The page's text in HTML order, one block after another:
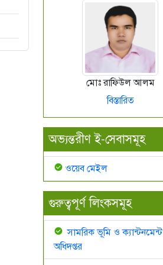
মোঃ রাফিউল আলম
বিস্তারিত
অভ্যন্তরীণ ই-সেবাসমূহ
ওয়েব মেইল
গুরুত্বপূর্ণ লিংকসমূহ
সামরিক ভূমি ও ক্যান্টনমেন্ট
অধিদপ্তর